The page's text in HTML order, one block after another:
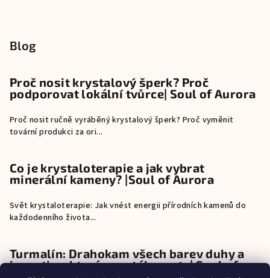
Blog
Proč nosit krystalový šperk? Proč
podporovat lokální tvůrce| Soul of Aurora
Proč nosit ručně vyráběný krystalový šperk? Proč vyměnit
tovární produkci za ori...
Co je krystaloterapie a jak vybrat
minerální kameny? |Soul of Aurora
Svět krystaloterapie: Jak vnést energii přírodních kamenů do
každodenního života...
Turmalín: Drahokam všech barev duhy a
investice, která neustále roste| Soul of